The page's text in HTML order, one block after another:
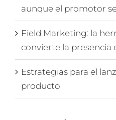
aunque el promotor
Field Marketing: la
convierte la presencia
Estrategias para el
producto